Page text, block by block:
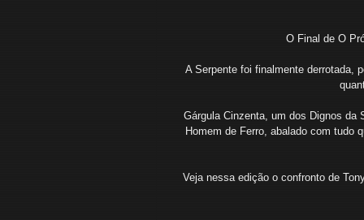
O Final de O
A Serpente foi finalmente derrotada,
Gárgula Cinzenta, um dos Dignos da
Homem de Ferro, abalado com tudo
Veja nessa edição o confronto de